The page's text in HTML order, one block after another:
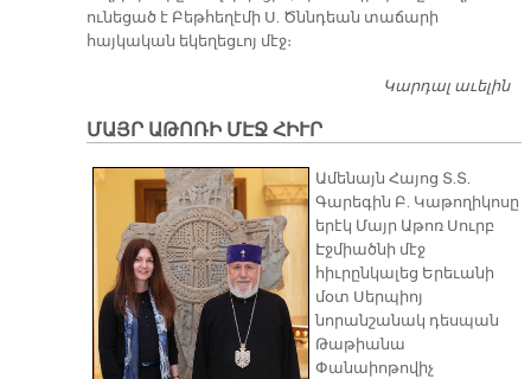
ունեցած է Բեթհեղէմի Ս. Ծննդեան տաճարի
հայկական եկեղեցւոյ մէջ։
Կարդալ աւելին
ՄԱՅՐ ԱԹՈՌԻ ՄԷՋ ՀԻՒՐ
Ամենայն Հայոց Տ.Տ.
Գարեգին Բ. Կաթողիկոսը
երէկ Մայր Աթոռ Սուրբ
Էջմիածնի մէջ
հիւրընկալեց Երեւանի
մօտ Սերպիոյ
նորանշանակ դեսպան
Թաթիանա
Փանաիոթովիչ